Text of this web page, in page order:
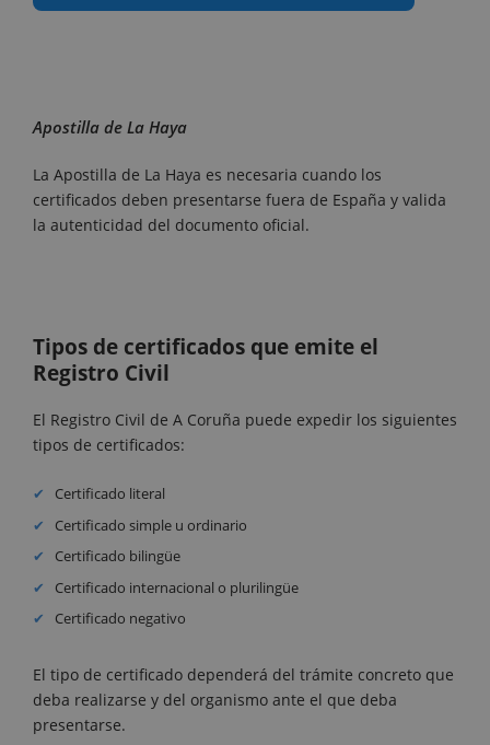
Apostilla de La Haya
La Apostilla de La Haya es necesaria cuando los
certificados deben presentarse fuera de España y valida
la autenticidad del documento oficial.
Tipos de certificados que emite el
Registro Civil
El Registro Civil de A Coruña puede expedir los siguientes
tipos de certificados:
Certificado literal
Certificado simple u ordinario
Certificado bilingüe
Certificado internacional o plurilingüe
Certificado negativo
El tipo de certificado dependerá del trámite concreto que
deba realizarse y del organismo ante el que deba
presentarse.